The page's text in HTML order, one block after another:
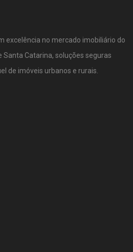
excelência no mercado imobiliário do
Santa Catarina, soluções seguras
de imóveis urbanos e rurais.